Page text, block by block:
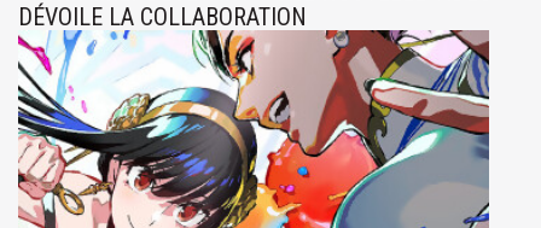
DÉVOILE LA COLLABORATION